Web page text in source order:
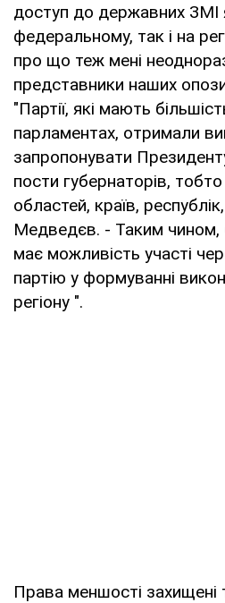
доступ до державних ЗМІ
федеральному, так і на
про що теж мені
представники наших
"Партії, які мають
парламентах, отримали
запропонувати
пости губернаторів, тобто
областей, країв,
Медведєв. - Таким чином,
має можливість участі
партію у формуванні
регіону ".
Права меншості